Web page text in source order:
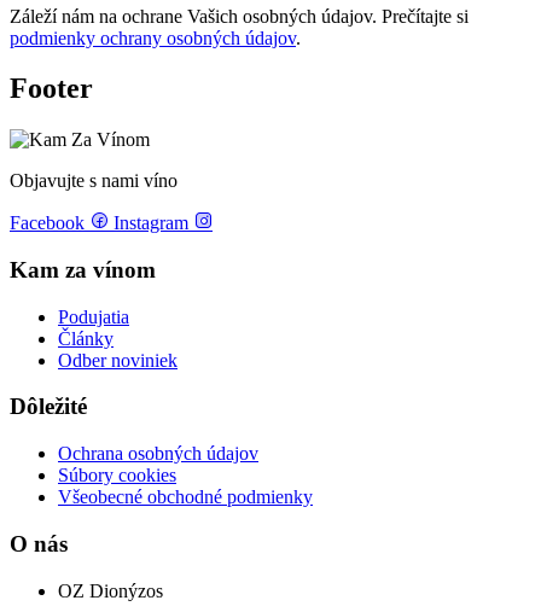
Záleží nám na ochrane Vašich osobných údajov. Prečítajte si
podmienky ochrany osobných údajov.
Footer
Objavujte s nami víno
Facebook Instagram
Kam za vínom
Podujatia
Články
Odber noviniek
Dôležité
Ochrana osobných údajov
Súbory cookies
Všeobecné obchodné podmienky
O nás
OZ Dionýzos